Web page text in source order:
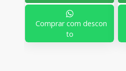
Comprar com descon
to